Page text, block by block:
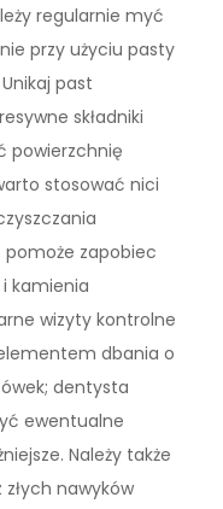
regularnie myć
przy użyciu pasty
past
składniki
powierzchnię
stosować nici
zapobiec
kamienia
wizyty kontrolne
dbania o
dentysta
ewentualne
Należy także
nawyków